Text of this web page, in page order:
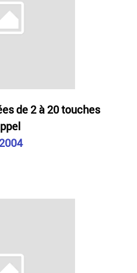
de 2 à 20 touches